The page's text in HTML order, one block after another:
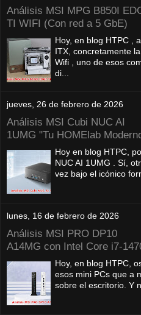
Análisis MSI MPG B850I
TI WIFI (Con red a 5 GbE)
Hoy, en blog HTPC ,
ITX, concretamente
Wifi , uno de esos
di...
jueves, 26 de febrero de 2026
Análisis MSI Cubi NUC AI
1UMG "Tu HOMElab
Hoy en blog HTPC,
NUC AI 1UMG . Sí,
vez bajo el icónico
lunes, 16 de febrero de 2026
Análisis MSI PRO DP10
A14MG con Intel Core i7-
Hoy, en blog HTPC,
esos mini PCs que a
sobre el escritorio. Y